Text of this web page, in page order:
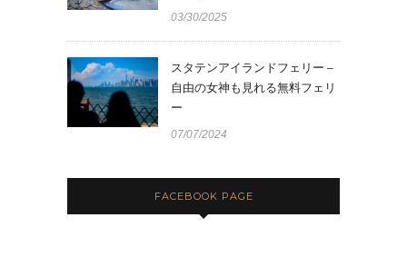
03/30/2025
スタテンアイランドフェリー –
自由の女神も見れる無料フェリ
ー
07/07/2024
FACEBOOK PAGE